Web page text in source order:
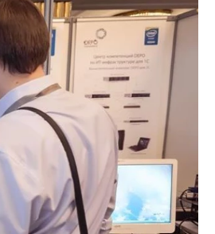
Ищем новые берега.
«Жилищной инициативы»